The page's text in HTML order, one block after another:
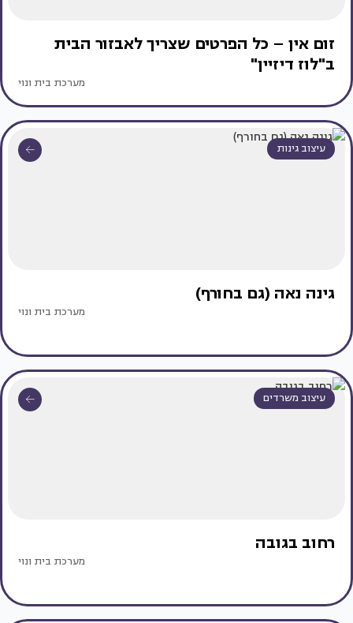
זום אין – כל הפרטים שצריך לאבזור הבית
ב"לוז דיזיין"
מערכת בית ונוי
עיצוב גינות
גינה נאה (גם בחורף)
מערכת בית ונוי
עיצוב משרדים
רחוב בגובה
מערכת בית ונוי